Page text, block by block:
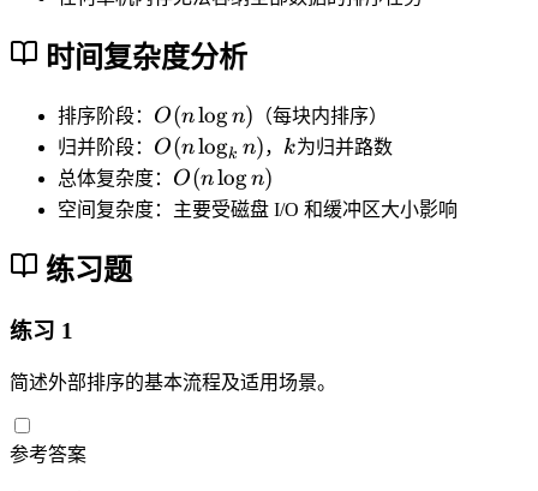
时间复杂度分析
排序阶段： O
(
n
o
O(nlogn) （每块内排序）
归并阶段： O
(
n
)
O(nlogk n)， k
k为归并路数
总体复杂度： O
(
)
O(nlogn)
空间复杂度：主要受磁盘 I/O 和缓冲区大小影响
练习题
练习 1
简述外部排序的基本流程及适用场景。
参考答案